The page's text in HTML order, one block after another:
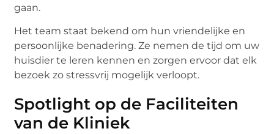
gaan.
Het team staat bekend om hun vriendelijke en
persoonlijke benadering. Ze nemen de tijd om uw
huisdier te leren kennen en zorgen ervoor dat elk
bezoek zo stressvrij mogelijk verloopt.
Spotlight op de Faciliteiten
van de Kliniek